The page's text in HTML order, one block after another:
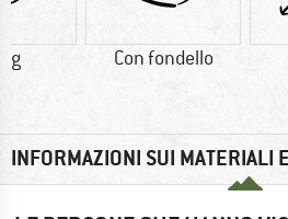
g Con fondello
INFORMAZIONI SUI MATERIALI